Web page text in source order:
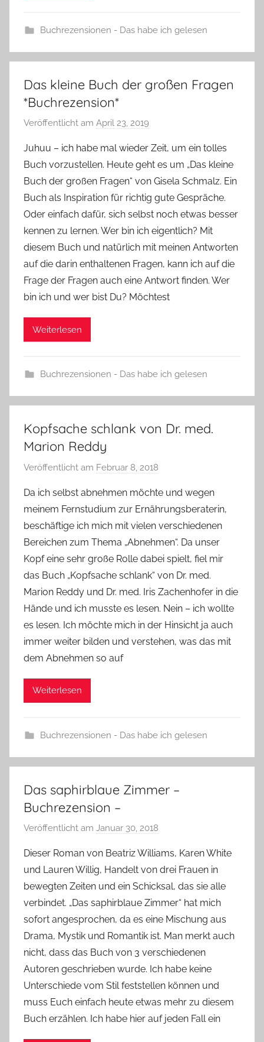
Buchrezensionen - Das habe ich gelesen
Das kleine Buch der großen Fragen
*Buchrezension*
Veröffentlicht am April 23, 2019
n
Y
v
o
n
n
e
Juhuu – ich habe mal wieder Zeit, um ein tolles
Buch vorzustellen. Heute geht es um „Das kleine
Buch der großen Fragen“ von Gisela Schmalz. Ein
Buch als Inspiration für richtig gute Gespräche.
Oder einfach dafür, sich selbst noch etwas besser
kennen zu lernen. Wer bin ich eigentlich? Mit
diesem Buch und natürlich mit meinen Antworten
auf die darin enthaltenen Fragen, kann ich auf die
Frage der Fragen auch eine Antwort finden. Wer
bin ich und wer bist Du? Möchtest
Weiterlesen
Buchrezensionen - Das habe ich gelesen
Kopfsache schlank von Dr. med.
Marion Reddy
Veröffentlicht am Februar 8, 2018
n
Y
v
o
n
n
e
Da ich selbst abnehmen möchte und wegen
meinem Fernstudium zur Ernährungsberaterin,
beschäftige ich mich mit vielen verschiedenen
Bereichen zum Thema „Abnehmen“. Da unser
Kopf eine sehr große Rolle dabei spielt, fiel mir
das Buch „Kopfsache schlank“ von Dr. med.
Marion Reddy und Dr. med. Iris Zachenhofer in die
Hände und ich musste es lesen. Nein – ich wollte
es lesen. Ich möchte mich in der Hinsicht ja auch
immer weiter bilden und verstehen, was das mit
dem Abnehmen so auf
Weiterlesen
Buchrezensionen - Das habe ich gelesen
Das saphirblaue Zimmer –
Buchrezension –
Veröffentlicht am Januar 30, 2018
n
Y
v
o
n
n
e
Dieser Roman von Beatriz Williams, Karen White
und Lauren Willig, Handelt von drei Frauen in
bewegten Zeiten und ein Schicksal, das sie alle
verbindet. „Das saphirblaue Zimmer“ hat mich
sofort angesprochen, da es eine Mischung aus
Drama, Mystik und Romantik ist. Man merkt auch
nicht, dass das Buch von 3 verschiedenen
Autoren geschrieben wurde. Ich habe keine
Unterschiede vom Stil feststellen können und
muss Euch einfach heute etwas mehr zu diesem
Buch erzählen. Ich habe hier auf jeden Fall ein